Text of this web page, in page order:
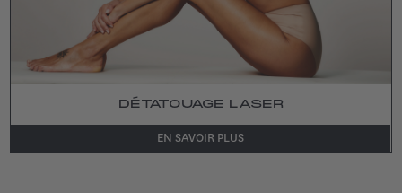
DÉTATOUAGE LASER
EN SAVOIR PLUS